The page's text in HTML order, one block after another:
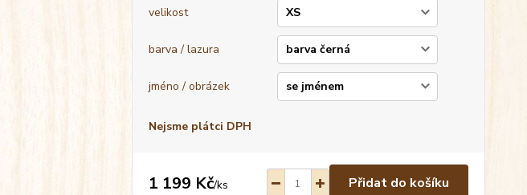
velikost
barva / lazura
jméno / obrázek
Nejsme plátci DPH
1 199 Kč/ks Přidat do košíku